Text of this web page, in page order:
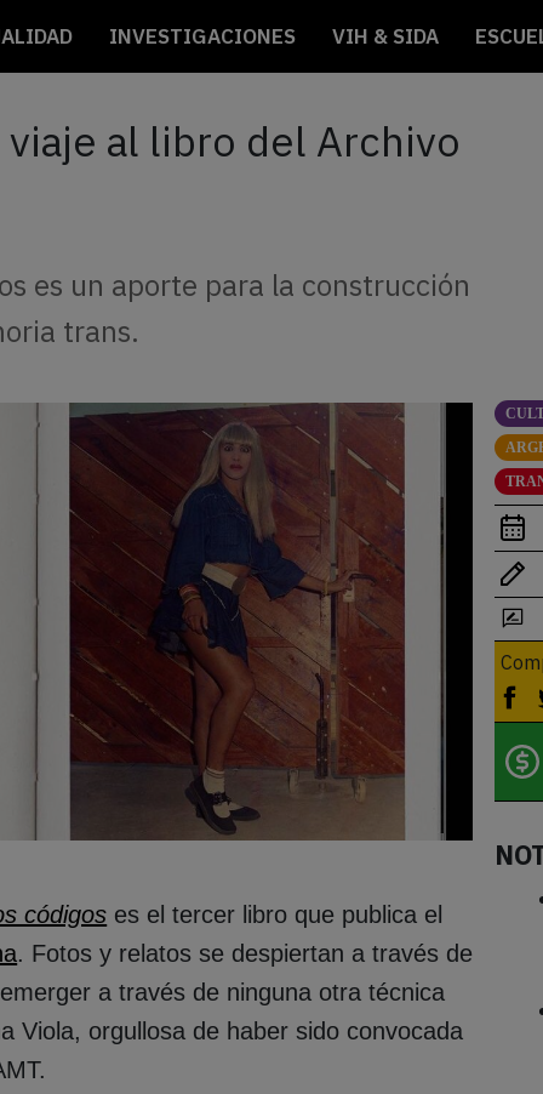
INVESTIGACIONES VIH & SIDA
al libro del Archivo
es un aporte para la construcción
trans.
códigos es el tercer libro que publica el
. Fotos y relatos se despiertan a través de
a través de ninguna otra técnica
Viola, orgullosa de haber sido convocada